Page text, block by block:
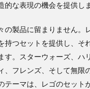
な表現の機会を提供し
の製品に留まりません。
持つセットを提供し、そ
す。スターウォーズ、ハ
、フレンズ、そして無限
テーマは、レゴのセット